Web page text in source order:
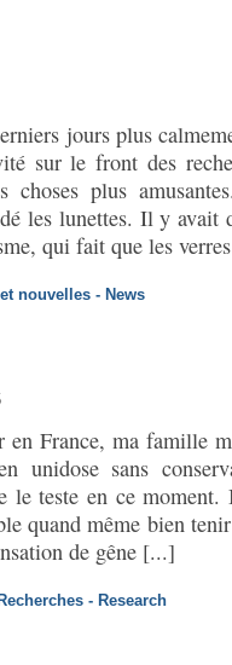
jours plus
sur le front des
choses plus
les lunettes. Il y avait
qui fait que les
nouvelles - News
France, ma famille
unidose sans
le teste en ce
quand même bien
de gêne [...]
Recherches - Research